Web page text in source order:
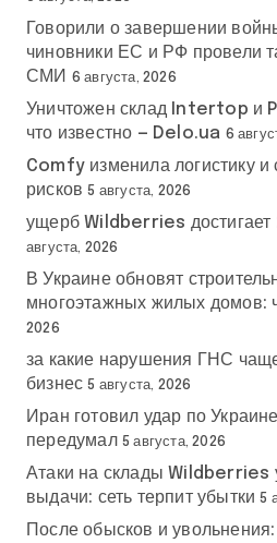
Говорили о завершении
чиновники ЕС и РФ провели
СМИ
6 августа, 2026
Уничтожен склад Intertop и
что известно — Delo.ua 6
Comfy изменила логистику
рисков 5 августа, 2026
ущерб Wildberries достигает
августа, 2026
В Украине обновят
многоэтажных жилых домов:
2026
за какие нарушения ГНС
бизнес 5 августа, 2026
Иран готовил удар по
передумал 5 августа, 2026
Атаки на склады Wildberries
выдачи: сеть терпит убытки 5
После обысков и